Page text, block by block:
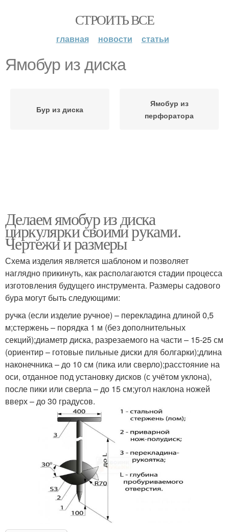
СТРОИТЬ ВСЕ
главная новости статьи
Ямобур из диска
Бур из диска
Ямобур из
перфоратора
Делаем ямобур из диска
циркулярки своими руками.
Чертежи и размеры
Схема изделия является шаблоном и позволяет
наглядно прикинуть, как располагаются стадии процесса
изготовления будущего инструмента. Размеры садового
бура могут быть следующими:
ручка (если изделие ручное) – перекладина длиной 0,5
м;стержень – порядка 1 м (без дополнительных
секций);диаметр диска, разрезаемого на части – 15-25 см
(ориентир – готовые пильные диски для болгарки);длина
наконечника – до 10 см (пика или сверло);расстояние на
оси, отданное под установку дисков (с учётом уклона),
после пики или сверла – до 15 см;угол наклона ножей
вверх – до 30 градусов.